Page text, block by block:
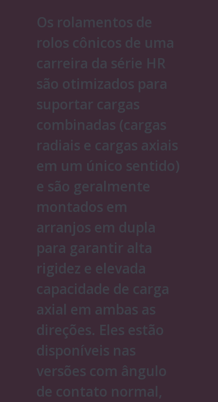
Os rolamentos de
rolos cônicos de uma
carreira da série HR
são otimizados para
suportar cargas
combinadas (cargas
radiais e cargas axiais
em um único sentido)
e são geralmente
montados em
arranjos em dupla
para garantir alta
rigidez e elevada
capacidade de carga
axial em ambas as
direções. Eles estão
disponíveis nas
versões com ângulo
de contato normal,